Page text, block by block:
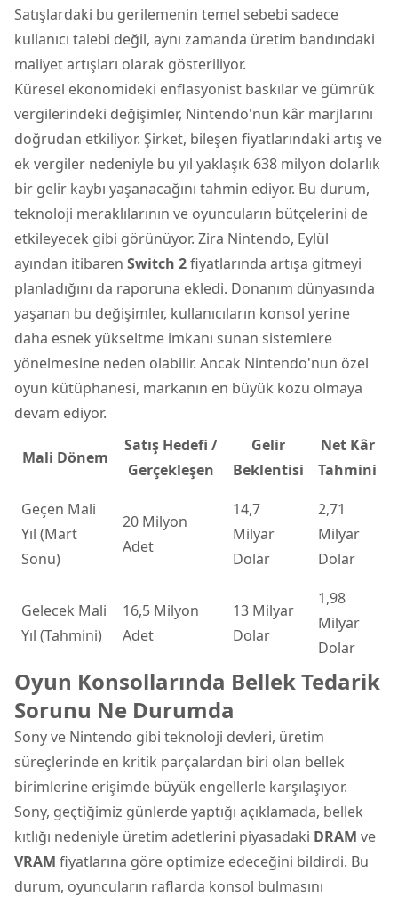
Satışlardaki bu gerilemenin temel sebebi sadece
kullanıcı talebi değil, aynı zamanda üretim bandındaki
maliyet artışları olarak gösteriliyor.
Küresel ekonomideki enflasyonist baskılar ve gümrük
vergilerindeki değişimler, Nintendo'nun kâr marjlarını
doğrudan etkiliyor. Şirket, bileşen fiyatlarındaki artış ve
ek vergiler nedeniyle bu yıl yaklaşık 638 milyon dolarlık
bir gelir kaybı yaşanacağını tahmin ediyor. Bu durum,
teknoloji meraklılarının ve oyuncuların bütçelerini de
etkileyecek gibi görünüyor. Zira Nintendo, Eylül
ayından itibaren Switch 2fiyatlarında artışa gitmeyi
planladığını da raporuna ekledi. Donanım dünyasında
yaşanan bu değişimler, kullanıcıların konsol yerine
daha esnek yükseltme imkanı sunan sistemlere
yönelmesine neden olabilir. Ancak Nintendo'nun özel
oyun kütüphanesi, markanın en büyük kozu olmaya
devam ediyor.
Mali Dönem
Satış Hedefi /
Gerçekleşen
Gelir
Beklentisi
Net Kâr
Tahmini
Geçen Mali
Yıl (Mart
Sonu)
20 Milyon
Adet
14,7
Milyar
Dolar
2,71
Milyar
Dolar
Gelecek Mali
Yıl (Tahmini)
16,5 Milyon
Adet
13 Milyar
Dolar
1,98
Milyar
Dolar
Oyun Konsollarında Bellek Tedarik
Sorunu Ne Durumda
Sony ve Nintendo gibi teknoloji devleri, üretim
süreçlerinde en kritik parçalardan biri olan bellek
birimlerine erişimde büyük engellerle karşılaşıyor.
Sony, geçtiğimiz günlerde yaptığı açıklamada, bellek
kıtlığı nedeniyle üretim adetlerini piyasadaki DRAM ve
VRAM fiyatlarına göre optimize edeceğini bildirdi. Bu
durum, oyuncuların raflarda konsol bulmasını